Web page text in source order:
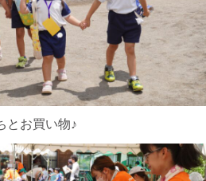
とお買い物♪